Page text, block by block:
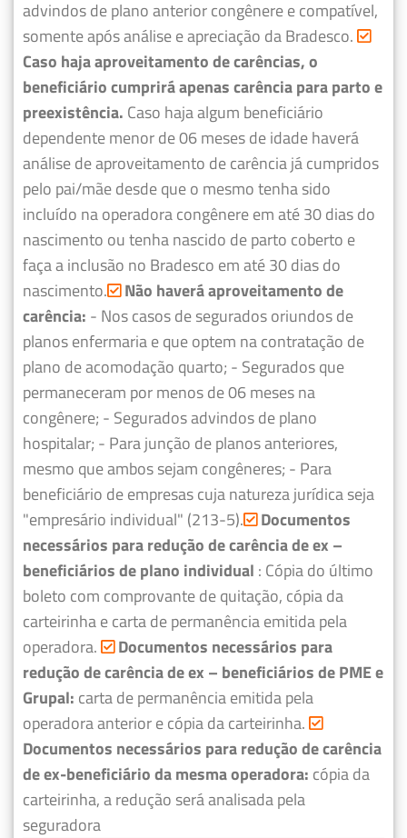
advindos de plano anterior congênere e compatível,
somente após análise e apreciação da Bradesco.
Caso haja aproveitamento de carências, o
beneficiário cumprirá apenas carência para parto e
preexistência. Caso haja algum beneficiário
dependente menor de 06 meses de idade haverá
análise de aproveitamento de carência já cumpridos
pelo pai/mãe desde que o mesmo tenha sido
incluído na operadora congênere em até 30 dias do
nascimento ou tenha nascido de parto coberto e
faça a inclusão no Bradesco em até 30 dias do
nascimento. Não haverá aproveitamento de
carência: - Nos casos de segurados oriundos de
planos enfermaria e que optem na contratação de
plano de acomodação quarto; - Segurados que
permaneceram por menos de 06 meses na
congênere; - Segurados advindos de plano
hospitalar; - Para junção de planos anteriores,
mesmo que ambos sejam congêneres; - Para
beneficiário de empresas cuja natureza jurídica seja
"empresário individual" (213-5). Documentos
necessários para redução de carência de ex –
beneficiários de plano individual : Cópia do último
boleto com comprovante de quitação, cópia da
carteirinha e carta de permanência emitida pela
operadora.
Documentos necessários para
redução de carência de ex – beneficiários de PME e
Grupal: carta de permanência emitida pela
operadora anterior e cópia da carteirinha.
Documentos necessários para redução de carência
de ex-beneficiário da mesma operadora: cópia da
carteirinha, a redução será analisada pela
seguradora